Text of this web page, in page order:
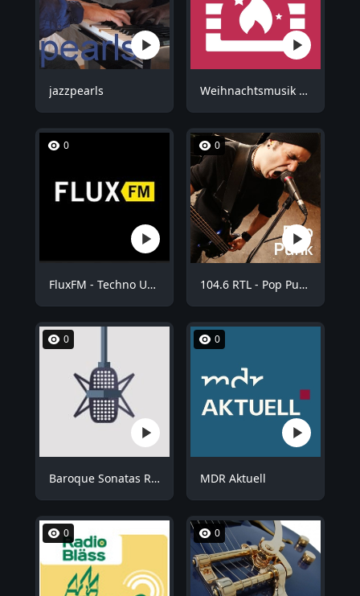
jazzpearls Weihnachtsmusik - Kuschel Weihnachten
0
FluxFM - Techno Underground
0
104.6 RTL - Pop Punk
0
Baroque Sonatas Radio
0
MDR Aktuell
0 0